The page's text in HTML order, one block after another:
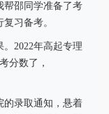
帮邵同学准备了考
习备考。
2022年高起专理
分数了，
的录取通知，悬着